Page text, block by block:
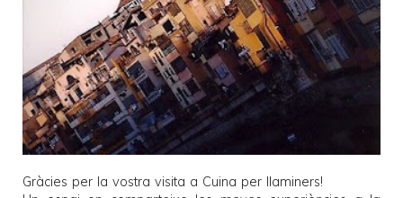
Gràcies per la vostra visita a Cuina per llaminers!